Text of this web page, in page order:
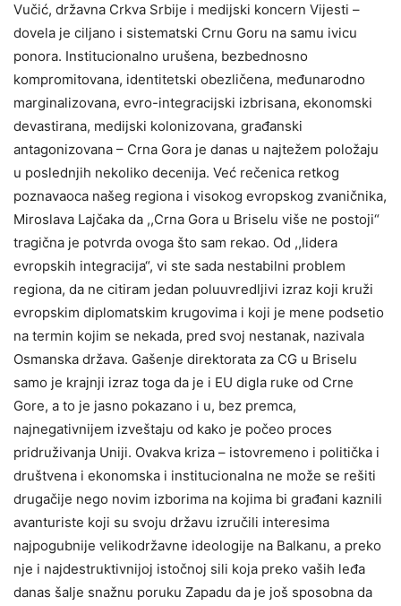
Vučić, državna Crkva Srbije i medijski koncern Vijesti –
dovela je ciljano i sistematski Crnu Goru na samu ivicu
ponora. Institucionalno urušena, bezbednosno
kompromitovana, identitetski obezličena, međunarodno
marginalizovana, evro-integracijski izbrisana, ekonomski
devastirana, medijski kolonizovana, građanski
antagonizovana – Crna Gora je danas u najtežem položaju
u poslednjih nekoliko decenija. Već rečenica retkog
poznavaoca našeg regiona i visokog evropskog zvaničnika,
Miroslava Lajčaka da ,,Crna Gora u Briselu više ne postoji“
tragična je potvrda ovoga što sam rekao. Od ,,lidera
evropskih integracija“, vi ste sada nestabilni problem
regiona, da ne citiram jedan poluuvredljivi izraz koji kruži
evropskim diplomatskim krugovima i koji je mene podsetio
na termin kojim se nekada, pred svoj nestanak, nazivala
Osmanska država. Gašenje direktorata za CG u Briselu
samo je krajnji izraz toga da je i EU digla ruke od Crne
Gore, a to je jasno pokazano i u, bez premca,
najnegativnijem izveštaju od kako je počeo proces
pridruživanja Uniji. Ovakva kriza – istovremeno i politička i
društvena i ekonomska i institucionalna ne može se rešiti
drugačije nego novim izborima na kojima bi građani kaznili
avanturiste koji su svoju državu izručili interesima
najpogubnije velikodržavne ideologije na Balkanu, a preko
nje i najdestruktivnijoj istočnoj sili koja preko vaših leđa
danas šalje snažnu poruku Zapadu da je još sposobna da